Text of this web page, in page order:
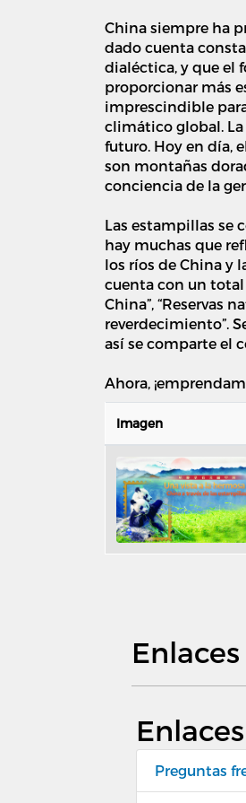
China siempre ha
dado cuenta
dialéctica, y que el
proporcionar más
imprescindible
climático global.
futuro. Hoy en día,
son montañas
conciencia de la
Las estampillas se
hay muchas que
los ríos de China y
cuenta con un total
China”, “Reservas
reverdecimiento”.
así se comparte el
Ahora,
Imagen
Enlaces
Preguntas